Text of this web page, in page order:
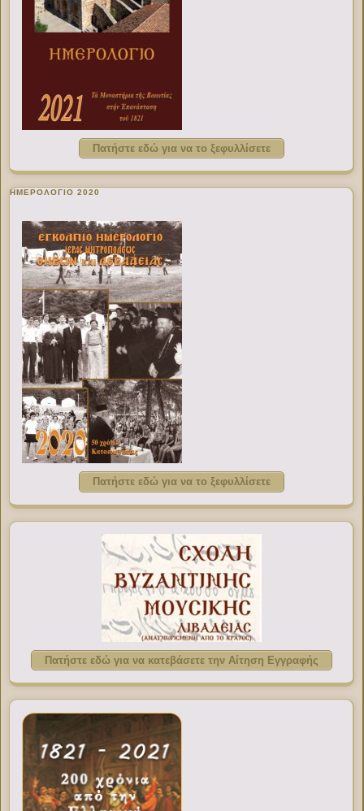
Πατήστε εδώ για να το ξεφυλλίσετε
ΗΜΕΡΟΛΟΓΙΟ 2020
Πατήστε εδώ για να το ξεφυλλίσετε
Πατήστε εδώ για να κατεβάσετε την Αίτηση Εγγραφής